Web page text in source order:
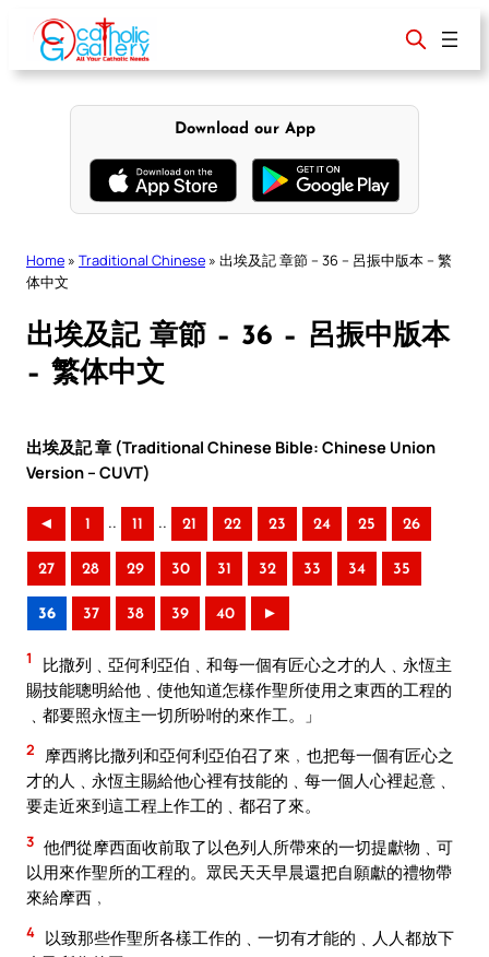
content
Download our App
Home » Traditional Chinese » 出埃及記 章節 – 36 – 呂振中版本 – 繁
体中文
出埃及記 章節 – 36 – 呂振中版本
– 繁体中文
出埃及記 章 (Traditional Chinese Bible: Chinese Union
Version – CUVT)
◄ 1 .. 11 .. 21 22 23 24 25 26
27 28 29 30 31 32 33 34 35
36 37 38 39 40 ►
1
比撒列﹑亞何利亞伯﹑和每一個有匠心之才的人﹑永恆主
賜技能聰明給他﹑使他知道怎樣作聖所使用之東西的工程的
﹑都要照永恆主一切所吩咐的來作工。」
2
摩西將比撒列和亞何利亞伯召了來﹐也把每一個有匠心之
才的人﹑永恆主賜給他心裡有技能的﹑每一個人心裡起意﹑
要走近來到這工程上作工的﹑都召了來。
3 他們從摩西面收前取了以色列人所帶來的一切提獻物﹑可
以用來作聖所的工程的。眾民天天早晨還把自願獻的禮物帶
來給摩西﹐
4 以致那些作聖所各樣工作的﹑一切有才能的﹑人人都放下